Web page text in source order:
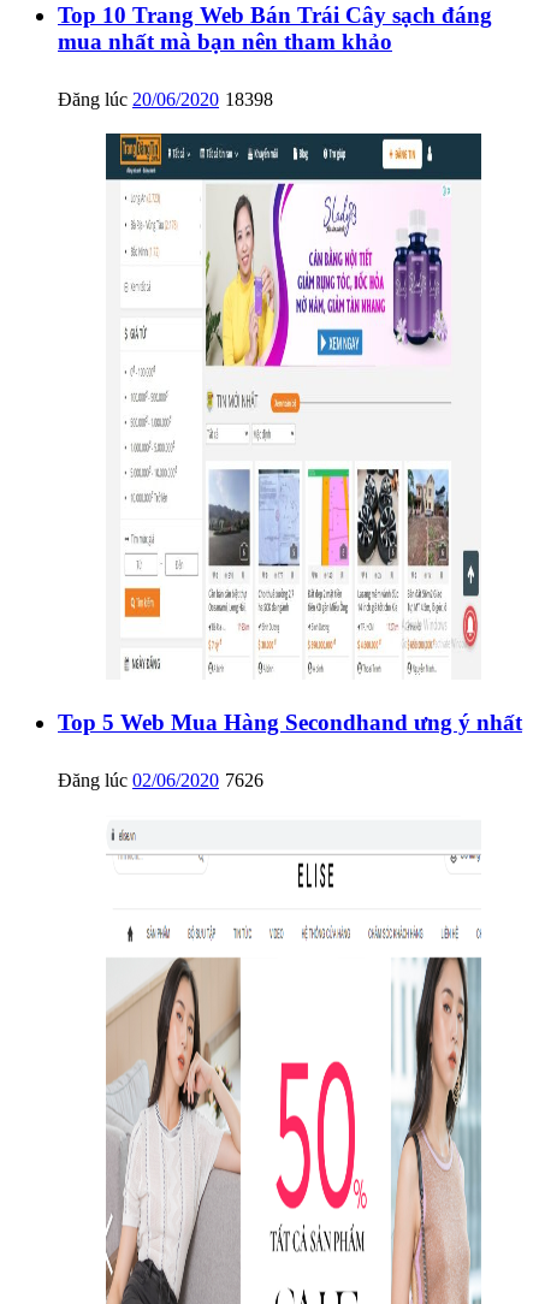
Top 10 Trang Web Bán Trái Cây sạch đáng
mua nhất mà bạn nên tham khảo
Đăng lúc 20/06/2020 18398
Top 5 Web Mua Hàng Secondhand ưng ý nhất
Đăng lúc 02/06/2020 7626